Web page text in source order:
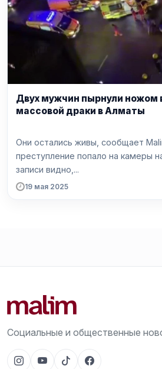
Двух мужчин пырнули ножом
массовой драки в Алматы
Они остались живы, сообщает
преступление попало на камеры
записи видно,...
19 мая 2025
Социальные и общественные